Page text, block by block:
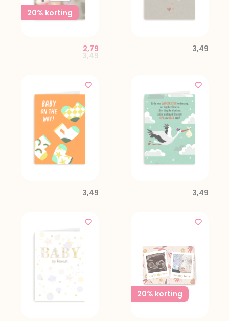
20% korting
Price reduced from
3,49to
2,79 3,49
3,49 3,49
20% korting